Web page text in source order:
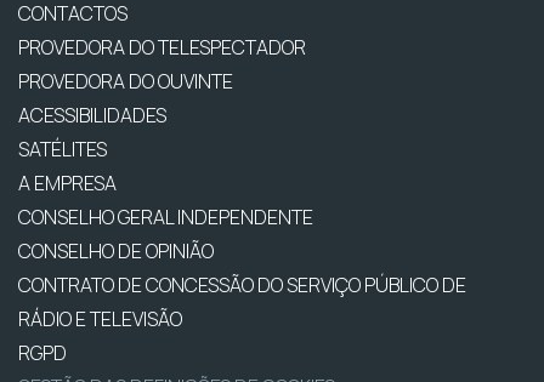
CONTACTOS
PROVEDORA DO TELESPECTADOR
PROVEDORA DO OUVINTE
ACESSIBILIDADES
SATÉLITES
A EMPRESA
CONSELHO GERAL INDEPENDENTE
CONSELHO DE OPINIÃO
CONTRATO DE CONCESSÃO DO SERVIÇO PÚBLICO DE
RÁDIO E TELEVISÃO
RGPD